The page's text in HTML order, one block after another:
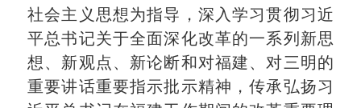
社会主义思想为指导，深入学习贯彻习近
平总书记关于全面深化改革的一系列新思
想、新观点、新论断和对福建、对三明的
重要讲话重要指示批示精神，传承弘扬习